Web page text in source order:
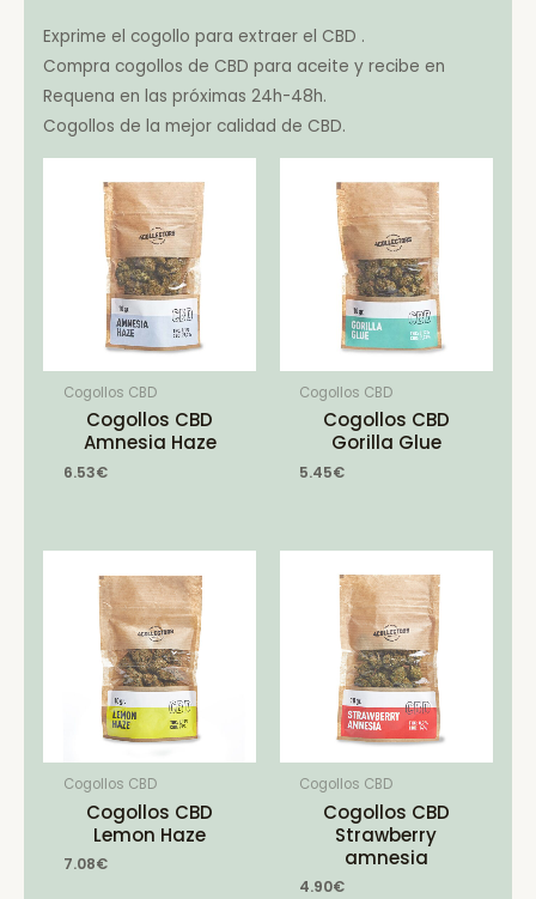
Exprime el cogollo para extraer el CBD .
Compra cogollos de CBD para aceite y recibe en
Requena en las próximas 24h-48h.
Cogollos de la mejor calidad de CBD.
Cogollos CBD
Cogollos CBD
Amnesia Haze
6.53€
Cogollos CBD
Cogollos CBD
Gorilla Glue
5.45€
Cogollos CBD
Cogollos CBD
Lemon Haze
7.08€
Cogollos CBD
Cogollos CBD
Strawberry
amnesia
4.90€